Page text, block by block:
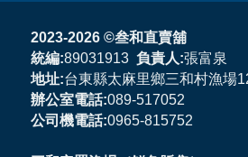
2023-2026 ©叁和直賣舖
統編:89031913 負責人:張富泉
地址:台東縣太麻里鄉三和村漁場
辦公室電話:089-517052
公司機電話:0965-815752